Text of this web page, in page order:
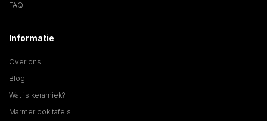
FAQ
Informatie
Over ons
Blog
Wat is keramiek?
Marmerlook tafels